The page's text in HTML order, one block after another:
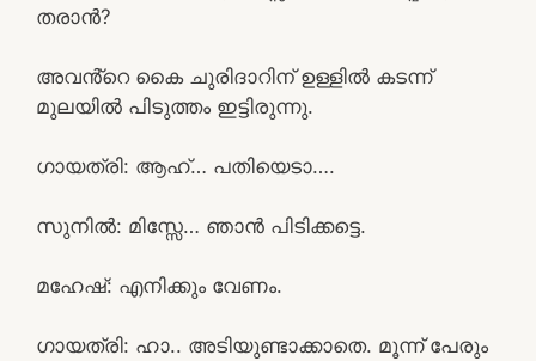
തരാൻ?
അവൻ്റെ കൈ ചുരിദാറിന് ഉള്ളിൽ കടന്ന്
മുലയിൽ പിടുത്തം ഇട്ടിരുന്നു.
ഗായത്രി: ആഹ്… പതിയെടാ….
സുനിൽ: മിസ്സേ… ഞാൻ പിടിക്കട്ടെ.
മഹേഷ്‌: എനിക്കും വേണം.
ഗായത്രി: ഹാ.. അടിയുണ്ടാക്കാതെ. മൂന്ന് പേരും